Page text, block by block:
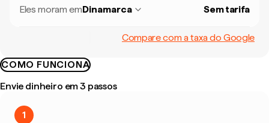
Eles moram emDinamarca Sem tarifa
Compare com a taxa do Google
COMO FUNCIONA
Envie dinheiro em 3 passos
1